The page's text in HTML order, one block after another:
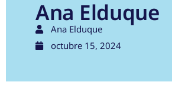
Ana Elduque
Ana Elduque
octubre 15, 2024